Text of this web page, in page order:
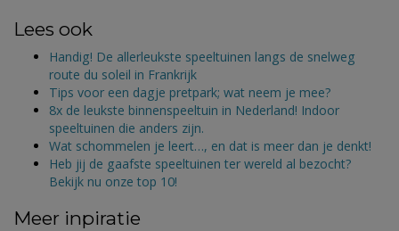
Lees ook
Handig! De allerleukste speeltuinen langs de snelweg
route du soleil in Frankrijk
Tips voor een dagje pretpark; wat neem je mee?
8x de leukste binnenspeeltuin in Nederland! Indoor
speeltuinen die anders zijn.
Wat schommelen je leert…, en dat is meer dan je denkt!
Heb jij de gaafste speeltuinen ter wereld al bezocht?
Bekijk nu onze top 10!
Meer inpiratie